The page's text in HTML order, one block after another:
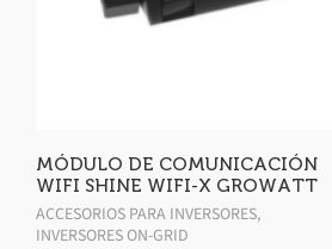
MÓDULO DE COMUNICACIÓN
WIFI SHINE WIFI-X GROWATT
ACCESORIOS PARA INVERSORES,
INVERSORES ON-GRID